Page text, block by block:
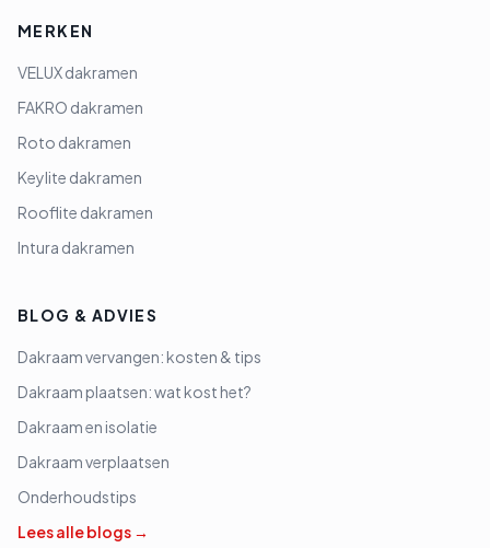
MERKEN
VELUX dakramen
FAKRO dakramen
Roto dakramen
Keylite dakramen
Rooflite dakramen
Intura dakramen
BLOG & ADVIES
Dakraam vervangen: kosten & tips
Dakraam plaatsen: wat kost het?
Dakraam en isolatie
Dakraam verplaatsen
Onderhoudstips
Lees alle blogs →